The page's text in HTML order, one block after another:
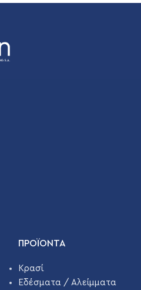
ΠΡΟΪΌΝΤΑ
Κρασί
Εδέσματα / Αλείμματα